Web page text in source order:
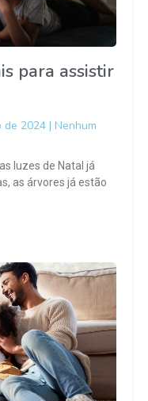
para assistir
de 2024
Nenhum
luzes de Natal já
as árvores já estão